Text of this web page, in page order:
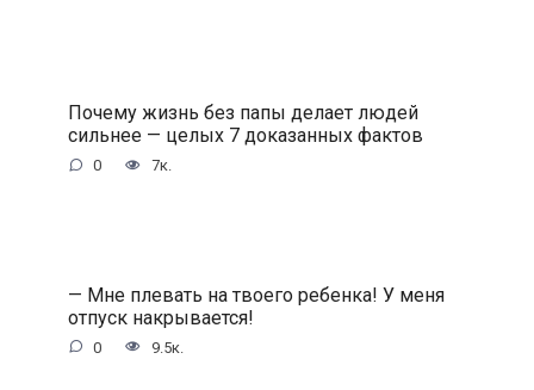
Почему жизнь без папы делает людей
сильнее — целых 7 доказанных фактов
0 7к.
— Мне плевать на твоего ребенка! У меня
отпуск накрывается!
0 9.5к.